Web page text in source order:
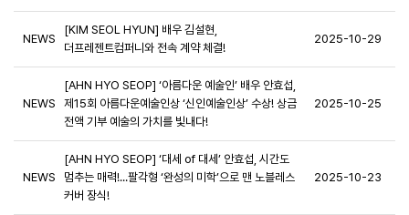
NEWS
[KIM SEOL HYUN] 배우 김설현,
더프레젠트컴퍼니와 전속 계약 체결!
2025-10-29
NEWS
[AHN HYO SEOP] ‘아름다운 예술인’ 배우 안효섭,
제15회 아름다운예술인상 ‘신인예술인상’ 수상! 상금
전액 기부 예술의 가치를 빛내다!
2025-10-25
NEWS
[AHN HYO SEOP] ‘대세 of 대세’ 안효섭, 시간도
멈추는 매력!...팔각형 ‘완성의 미학’으로 맨 노블레스
커버 장식!
2025-10-23